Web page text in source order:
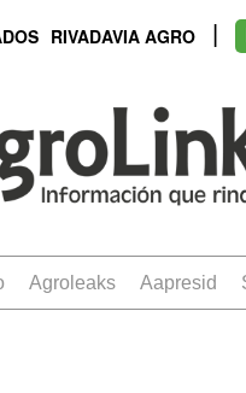
RIVADAVIA AGRO
Agroleaks aapresid